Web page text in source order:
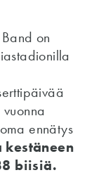
on
ennätys
biisiä.